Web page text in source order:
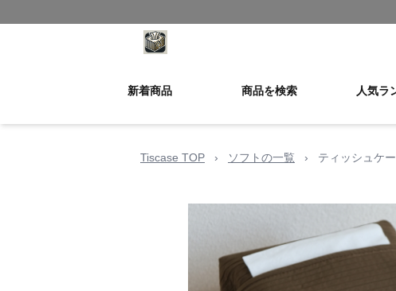
新着商品 商品を検索 人気ラ
Tiscase TOP › ソフトの一覧 › ティッシュケ